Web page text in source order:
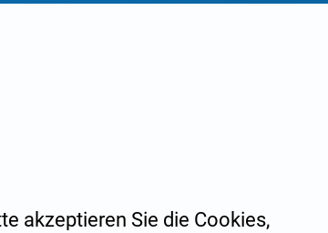
dieser Inhalt nicht geladen.
akzeptieren Sie die Cookies,